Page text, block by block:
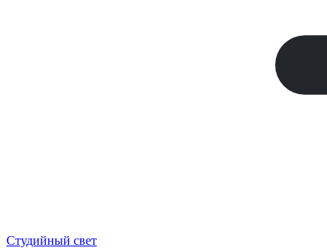
Студийный свет